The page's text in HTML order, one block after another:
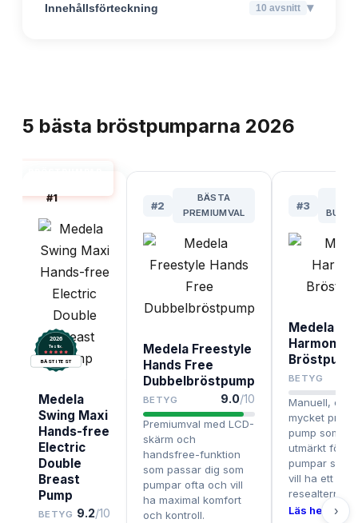
Innehållsförteckning 10 avsnitt ▾
5 bästa bröstpumparna 2026
#1
2026
Testix.
BÄST I TEST
Medela
Swing Maxi
Hands-free
Electric
Double
Breast
Pump
BETYG 9.2/10
#2
BÄSTA
PREMIUMVAL
Medela Freestyle
Hands Free
Dubbelbröstpump
BETYG 9.0/10
Premiumval med LCD-
skärm och
handsfree-funktion
som passar dig som
pumpar ofta och vill
ha maximal komfort
och kontroll.
#3
Medela
Harmony
Bröstpump
BETYG
Manuell,
mycket
pump som
utmärkt för
pumpar
vill ha ett
resealternativ.
Läs hela ›